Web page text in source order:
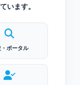
います。
・ポータル